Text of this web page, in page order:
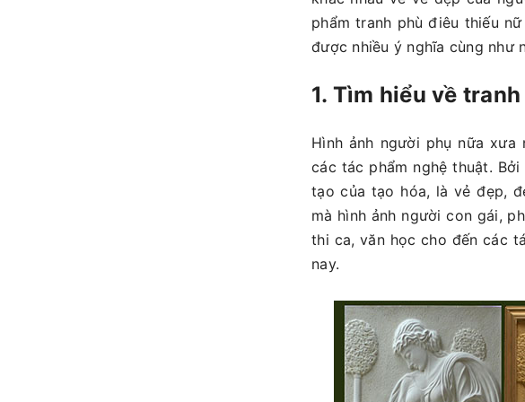
phẩm tranh phù điêu thiếu
được nhiều ý nghĩa cùng như
1. Tìm hiểu về
Hình ảnh người phụ nữa
các tác phẩm nghệ thuật.
tạo của tạo hóa, là vẻ đẹp,
mà hình ảnh người con gái,
thi ca, văn học cho đến các
nay.